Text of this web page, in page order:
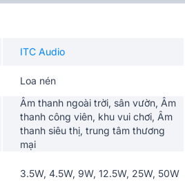
ITC Audio
Loa nén
Âm thanh ngoài trời, sân vườn, Âm
thanh công viên, khu vui chơi, Âm
thanh siêu thị, trung tâm thương
mại
3.5W, 4.5W, 9W, 12.5W, 25W, 50W